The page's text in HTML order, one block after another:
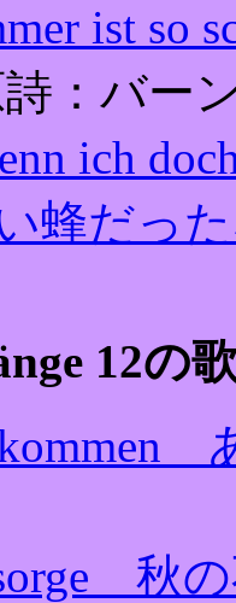
ist
：バー
ich
蜂だっ
12の
秋